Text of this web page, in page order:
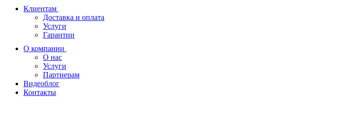
Клиентам
Доставка и оплата
Услуги
Гарантии
О компании
О нас
Услуги
Партнерам
Видеоблог
Контакты